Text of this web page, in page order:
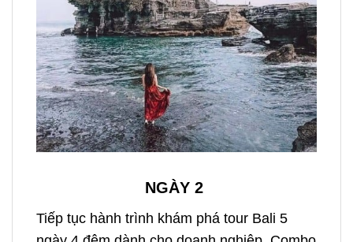
NGÀY 2
Tiếp tục hành trình khám phá tour Bali 5